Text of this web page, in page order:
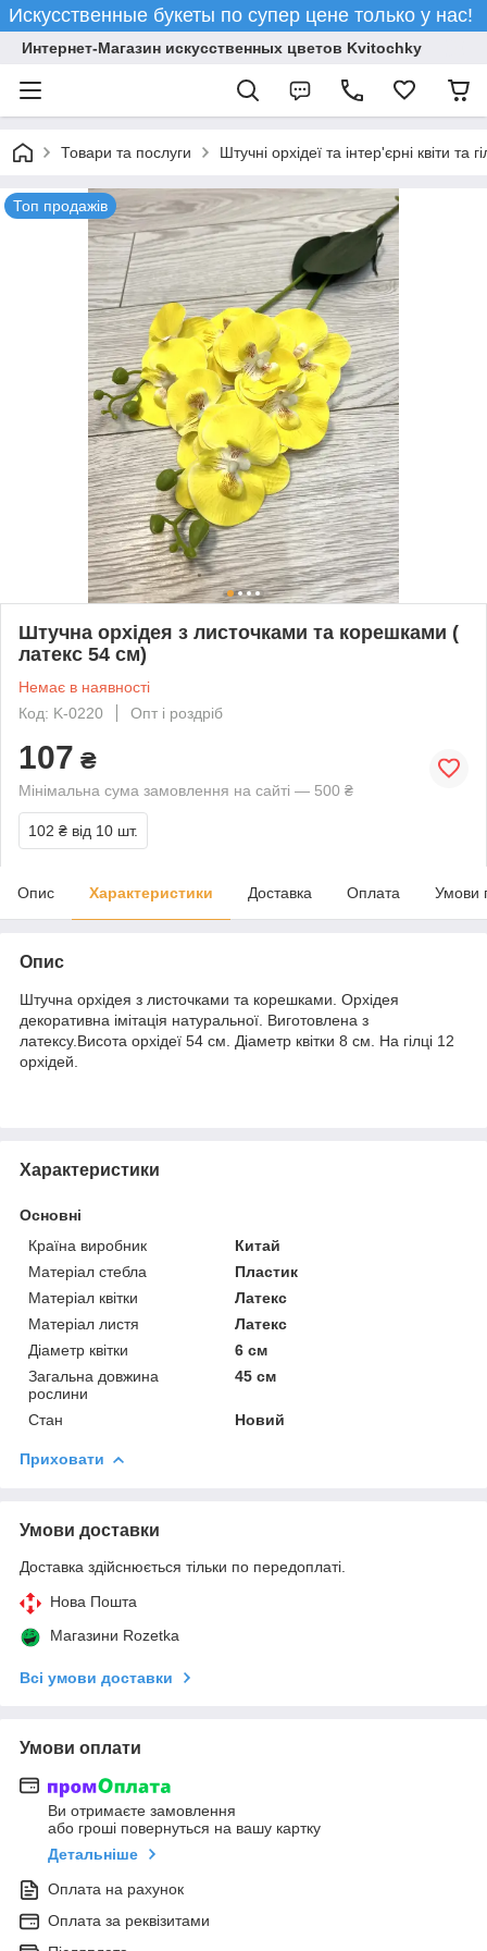
Искусственные букеты по супер цене только у нас!
Интернет-Магазин искусственных цветов Kvitochky
Товари та послуги Штучні орхідеї та інтер'єрні квіти та
Топ продажів
Штучна орхідея з листочками та корешками (
латекс 54 см)
Немає в наявності
Код: K-0220
Опт і роздріб
107 ₴
Мінімальна сума замовлення на сайті — 500 ₴
102 ₴ від 10 шт.
Опис Характеристики Доставка Оплата Умови
Опис
Штучна орхідея з листочками та корешками. Орхідея
декоративна імітація натуральної. Виготовлена з
латексу.Висота орхідеї 54 см. Діаметр квітки 8 см. На гілці 12
орхідей.
Характеристики
Основні
Країна виробник
Китай
Матеріал стебла
Пластик
Матеріал квітки
Латекс
Матеріал листя
Латекс
Діаметр квітки
6 см
Загальна довжина
рослини
45 см
Стан Новий
Приховати
Умови доставки
Доставка здійснюється тільки по передоплаті.
Нова Пошта
Магазини Rozetka
Всі умови доставки
Умови оплати
Ви отримаєте замовлення
або гроші повернуться на вашу картку
Детальніше
Оплата на рахунок
Оплата за реквізитами